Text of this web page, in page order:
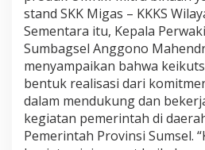
R
a
i
u
a
a
stand SKK Migas – KKKS
Sementara itu, Kepala
Sumbagsel Anggono
menyampaikan bahwa
bentuk realisasi dari
dalam mendukung dan
kegiatan pemerintah di
Pemerintah Provinsi Sumsel.